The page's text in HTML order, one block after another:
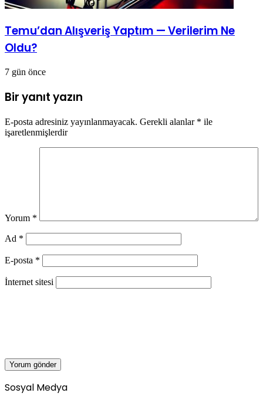
Temu’dan Alışveriş Yaptım — Verilerim Ne
Oldu?
7 gün önce
Bir yanıt yazın
E-posta adresiniz yayınlanmayacak. Gerekli alanlar * ile
işaretlenmişlerdir
Yorum *
Ad *
E-posta *
İnternet sitesi
Sosyal Medya